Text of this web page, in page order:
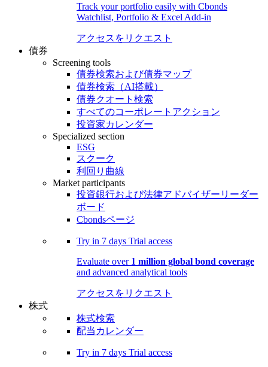
Track your portfolio easily with Cbonds
Watchlist, Portfolio & Excel Add-in
アクセスをリクエスト
債券
Screening tools
債券検索および債券マップ
債券検索（AI搭載）
債券クオート検索
すべてのコーポレートアクション
投資家カレンダー
Specialized section
ESG
スクーク
利回り曲線
Market participants
投資銀行および法律アドバイザーリーダー
ボード
Cbondsページ
Try in 7 days Trial access
Evaluate over 1 million global bond coverage
and advanced analytical tools
アクセスをリクエスト
株式
株式検索
配当カレンダー
Try in 7 days Trial access